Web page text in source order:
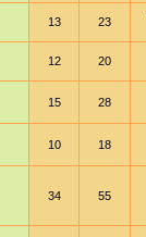
13 23
12 20
15 28
10 18
34 55